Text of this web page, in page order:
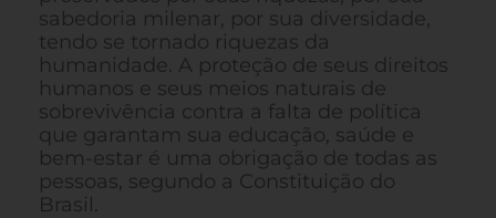
sabedoria milenar, por sua diversidade,
tendo se tornado riquezas da
humanidade. A proteção de seus direitos
humanos e seus meios naturais de
sobrevivência contra a falta de política
que garantam sua educação, saúde e
bem-estar é uma obrigação de todas as
pessoas, segundo a Constituição do
Brasil.